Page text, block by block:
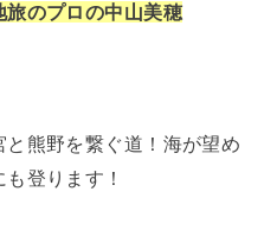
のプロの中山美穂
熊野を繋ぐ道！海が望め
登ります！